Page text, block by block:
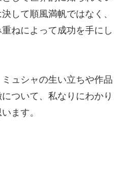
して順風満帆ではなく、
ねによって成功を手にし
ュシャの生い立ちや作品
ついて、私なりにわかり
ます。